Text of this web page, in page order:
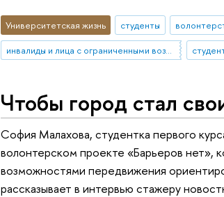
Университетская жизнь студенты
инвалиды и лица с ограниченными возможностями здоровья
Чтобы город стал
София Малахова, студентка первого
волонтерском проекте «Барьеров нет»,
возможностями передвижения
рассказывает в интервью стажеру